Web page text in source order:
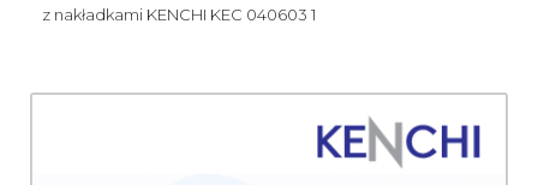
z nakładkami KENCHI KEC 040603 1